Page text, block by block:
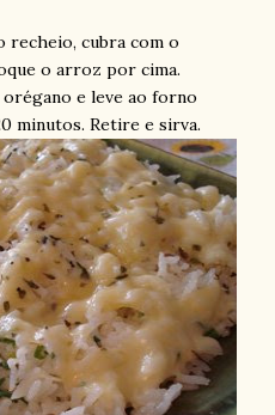
recheio, cubra com o
o arroz por cima.
e leve ao forno
minutos. Retire e sirva.